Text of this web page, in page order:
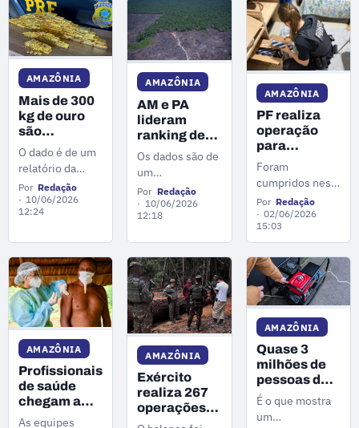
AMAZÔNIA
Mais de 300
kg de ouro
são
apreendidos
em
operações
da PRF nos
estados da
O dado é de um
relatório da
própria PRF que
aponta
resultados
crimes
ambientais na
região.
Por Redação
10/06/2026
12:24
AMAZÔNIA
AM e PA
lideram
ranking de
denúncias
ambientais
na Amazônia
Os dados são de
um
levantamento da
plataforma
Escavador.
Por Redação
10/06/2026
12:18
AMAZÔNIA
PF realiza
operação
para
combater
contrabando
de mercúrio
usado no
garimpo
Foram
cumpridos nesta
terça-feira (2)
dois mandados
de busca e
apreensão em
endereços de
investigados em
Manaus.
Por Redação
02/06/2026
15:03
AMAZÔNIA
Profissionais
de saúde
chegam a
passar 40
As equipes
AMAZÔNIA
Exército
realiza 267
operações
na fronteira
AMAZÔNIA
Quase 3
milhões de
pessoas da
Amazônia
Legal ainda
É o que mostra
um